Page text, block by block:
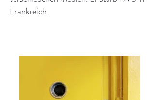
Frankreich.